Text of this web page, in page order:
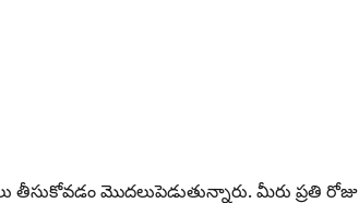
మొదలుపెడుతున్నారు. మీరు ప్రతి రోజు